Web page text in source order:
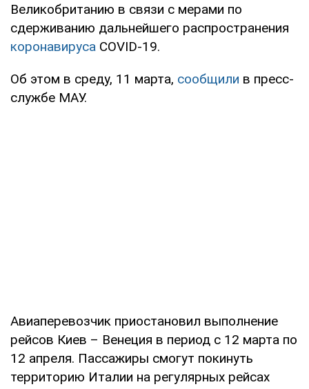
Великобританию в связи с мерами по
сдерживанию дальнейшего распространения
коронавируса COVID-19.
Об этом в среду, 11 марта, сообщили в пресс-
службе МАУ.
Авиаперевозчик приостановил выполнение
рейсов Киев – Венеция в период с 12 марта по
12 апреля. Пассажиры смогут покинуть
территорию Италии на регулярных рейсах